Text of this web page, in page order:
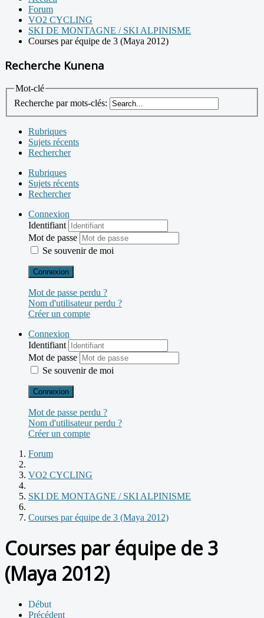
Forum
VO2 CYCLING
SKI DE MONTAGNE / SKI ALPINISME
Courses par équipe de 3 (Maya 2012)
Recherche Kunena
Mot-clé
Recherche par mots-clés:
Rubriques
Sujets récents
Rechercher
Rubriques
Sujets récents
Rechercher
Connexion
Identifiant
Mot de passe
Se souvenir de moi
Connexion
Mot de passe perdu ?
Nom d'utilisateur perdu ?
Créer un compte
Connexion
Identifiant
Mot de passe
Se souvenir de moi
Connexion
Mot de passe perdu ?
Nom d'utilisateur perdu ?
Créer un compte
Forum
VO2 CYCLING
SKI DE MONTAGNE / SKI ALPINISME
Courses par équipe de 3 (Maya 2012)
Courses par équipe de 3
(Maya 2012)
Début
Précédent